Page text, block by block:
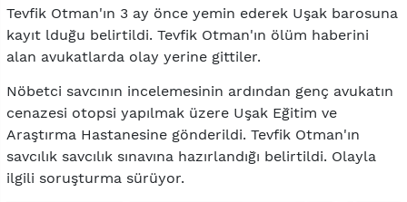
Tevfik Otman'ın 3 ay önce yemin ederek Uşak barosuna
kayıt lduğu belirtildi. Tevfik Otman'ın ölüm haberini
alan avukatlarda olay yerine gittiler.
Nöbetci savcının incelemesinin ardından genç avukatın
cenazesi otopsi yapılmak üzere Uşak Eğitim ve
Araştırma Hastanesine gönderildi. Tevfik Otman'ın
savcılık savcılık sınavına hazırlandığı belirtildi. Olayla
ilgili soruşturma sürüyor.